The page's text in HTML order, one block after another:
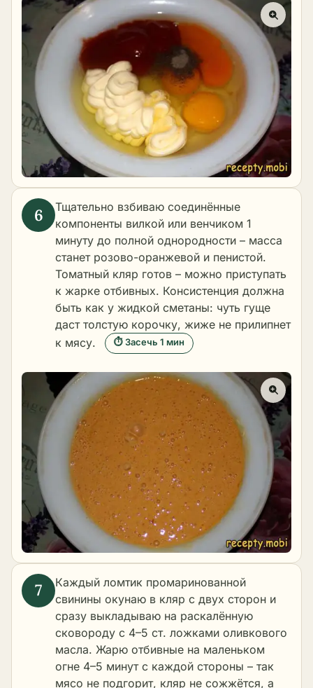
Тщательно взбиваю соединённые
компоненты вилкой или венчиком 1
минуту до полной однородности – масса
станет розово-оранжевой и пенистой.
Томатный кляр готов – можно приступать
к жарке отбивных. Консистенция должна
быть как у жидкой сметаны: чуть гуще
даст толстую корочку, жиже не прилипнет
к мясу.
⏱ Засечь 1 мин
Каждый ломтик промаринованной
свинины окунаю в кляр с двух сторон и
сразу выкладываю на раскалённую
сковороду с 4–5 ст. ложками оливкового
масла. Жарю отбивные на маленьком
огне 4–5 минут с каждой стороны – так
мясо не подгорит, кляр не сожжётся, а